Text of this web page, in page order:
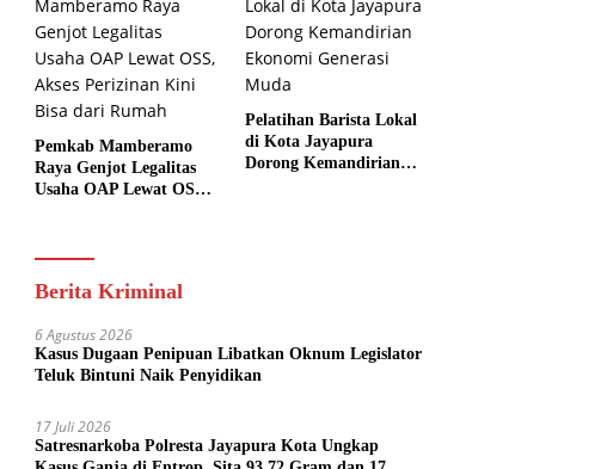
Pemkab Mamberamo
Raya Genjot Legalitas
Usaha OAP Lewat OSS,
Pelatihan Barista Lokal
di Kota Jayapura
Dorong Kemandirian
Berita Kriminal
6 Agustus 2026
Kasus Dugaan Penipuan Libatkan Oknum Legislator
Teluk Bintuni Naik Penyidikan
17 Juli 2026
Satresnarkoba Polresta Jayapura Kota Ungkap